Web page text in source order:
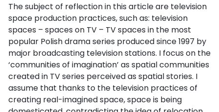
The subject of reflection in this article are television
space production practices, such as: television
spaces – spaces on TV – TV spaces in the most
popular Polish drama series produced since 1997 by
major broadcasting television stations. I focus on the
‘communities of imagination’ as spatial communities
created in TV series perceived as spatial stories. I
assume that thanks to the television practices of
creating real-imagined space, space is being